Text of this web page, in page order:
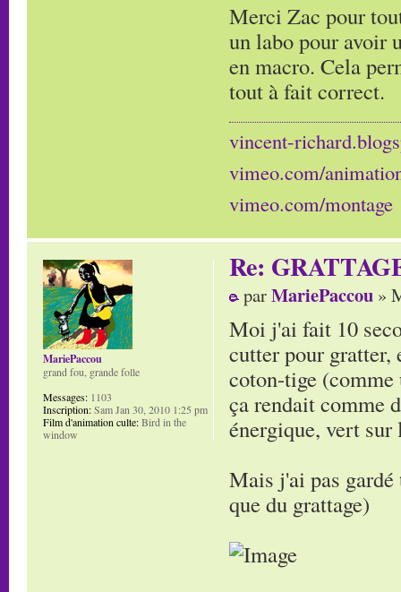
Merci Zac pour
un labo pour avoir
en macro. Cela
tout à fait correct.
vincent-
vimeo.com/
vimeo.com/montage
Re:
parMariePaccou »
Moi j'ai fait 10
cutter pour gratter,
coton-tige
ça rendait comme
énergique, vert sur
Mais j'ai pas
que du grattage)
MariePaccou
grand fou, grande folle
Messages: 1103
Inscription:Sam Jan 30, 2010 1:25 pm
Film d'animation culte:Bird in the
window